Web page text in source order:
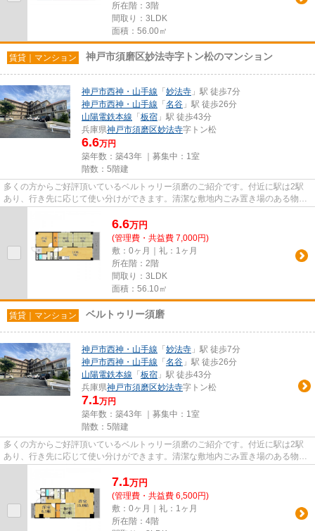
所在階：3階
間取り：3LDK
面積：56.00㎡
賃貸｜マンション 神戸市須磨区妙法寺字トン松のマンション
神戸市西神・山手線 「 妙法寺 」駅 徒歩7分
神戸市西神・山手線 「 名谷 」駅 徒歩26分
山陽電鉄本線 「 板宿 」駅 徒歩43分
兵庫県神戸市須磨区妙法寺字トン松
6.6万円
築年数：築43年 ｜募集中： 1室
階数：5階建
多くの方からご好評頂いているベルトゥリー須磨のご紹介です。付近に駅は2駅
あり、行き先に応じて使い分けができます。清潔な敷地内ごみ置き場のある物
6.6万円
(管理費・共益費 7,000円)
敷：0ヶ月｜礼：1ヶ月
所在階：2階
間取り：3LDK
面積：56.10㎡
賃貸｜マンション ベルトゥリー須磨
神戸市西神・山手線 「 妙法寺 」駅 徒歩7分
神戸市西神・山手線 「 名谷 」駅 徒歩26分
山陽電鉄本線 「 板宿 」駅 徒歩43分
兵庫県神戸市須磨区妙法寺字トン松
7.1万円
築年数：築43年 ｜募集中： 1室
階数：5階建
多くの方からご好評頂いているベルトゥリー須磨のご紹介です。付近に駅は2駅
あり、行き先に応じて使い分けができます。清潔な敷地内ごみ置き場のある物
7.1万円
(管理費・共益費 6,500円)
敷：0ヶ月｜礼：1ヶ月
所在階：4階